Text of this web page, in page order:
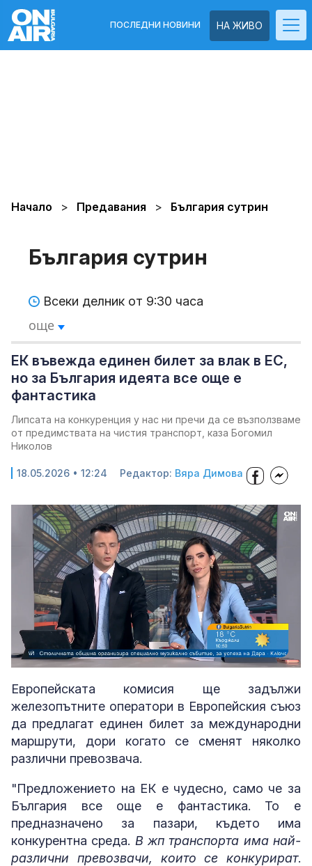
НА ЖИВО
ПОСЛЕДНИ НОВИНИ
Начало Предавания България сутрин
България сутрин
Всеки делник от 9:30 часа
още
ЕК въвежда единен билет за влак в ЕС,
но за България идеята все още е
фантастика
Липсата на конкуренция у нас ни пречи да се възползваме
от предимствата на чистия транспорт, каза Богомил
Николов
18.05.2026 • 12:24 Редактор: Вяра Димова
Unmute Loaded:
Европейската комисия ще задължи
железопътните оператори в Европейския съюз
да предлагат единен билет за международни
маршрути, дори когато се сменят няколко
различни превозвача.
"Предложението на ЕК е чудесно, само че за
България все още е фантастика. То е
предназначено за пазари, където има
конкурентна среда. В жп транспорта има най-
различни превозвачи, които се конкурират.